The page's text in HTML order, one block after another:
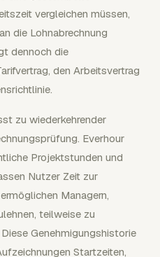
vergleichen müssen,
die Lohnabrechnung
dennoch die
den Arbeitsvertrag
zu wiederkehrender
Everhour
Projektstunden und
Nutzer Zeit zur
Managern,
teilweise zu
Genehmigungshistorie
Startzeiten,